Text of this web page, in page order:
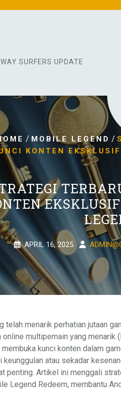
SURFERS UPDATE
/ MOBILE LEGEND /
KONTEN
APRIL 16, 2025
telah menarik perhatian jutaan
multipemain yang menarik
membuka kunci konten dalam
keunggulan atau sekadar
penting. Artikel ini menggali
Legend Redeem, membantu